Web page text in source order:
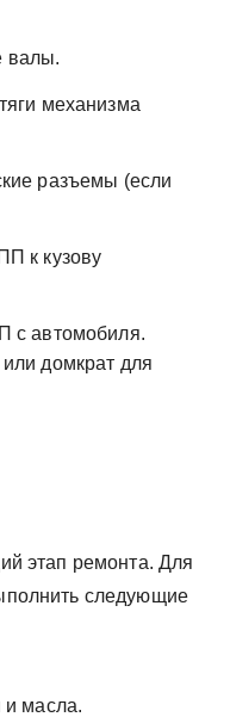
валы.
механизма
разъемы (если
к кузову
с автомобиля.
домкрат для
этап ремонта. Для
следующие
и масла.